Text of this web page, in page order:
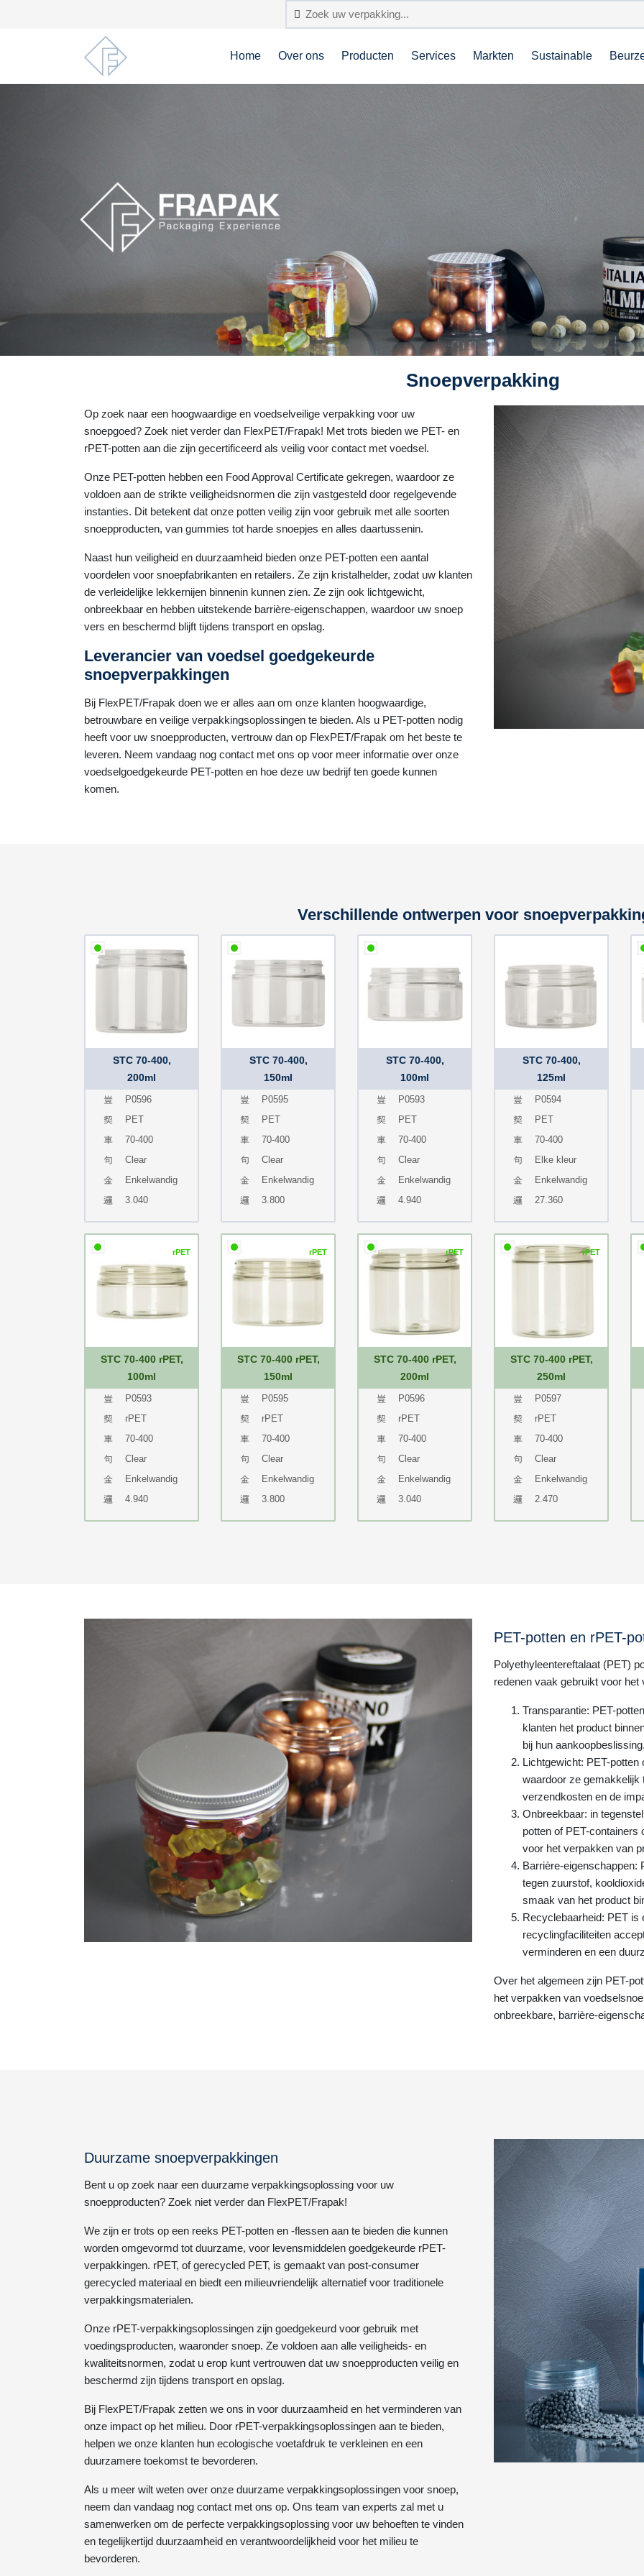
Home Over ons Producten Services Markten Sustainable
Snoepverpakking
Op zoek naar een hoogwaardige en voedselveilige verpakking voor uw
snoepgoed? Zoek niet verder dan FlexPET/Frapak! Met trots bieden we PET- en
rPET-potten aan die zijn gecertificeerd als veilig voor contact met voedsel.
Onze PET-potten hebben een Food Approval Certificate gekregen, waardoor ze
voldoen aan de strikte veiligheidsnormen die zijn vastgesteld door regelgevende
instanties. Dit betekent dat onze potten veilig zijn voor gebruik met alle soorten
snoepproducten, van gummies tot harde snoepjes en alles daartussenin.
Naast hun veiligheid en duurzaamheid bieden onze PET-potten een aantal
voordelen voor snoepfabrikanten en retailers. Ze zijn kristalhelder, zodat uw klanten
de verleidelijke lekkernijen binnenin kunnen zien. Ze zijn ook lichtgewicht,
onbreekbaar en hebben uitstekende barrière-eigenschappen, waardoor uw snoep
vers en beschermd blijft tijdens transport en opslag.
Leverancier van voedsel goedgekeurde
snoepverpakkingen
Bij FlexPET/Frapak doen we er alles aan om onze klanten hoogwaardige,
betrouwbare en veilige verpakkingsoplossingen te bieden. Als u PET-potten nodig
heeft voor uw snoepproducten, vertrouw dan op FlexPET/Frapak om het beste te
leveren. Neem vandaag nog contact met ons op voor meer informatie over onze
voedselgoedgekeurde PET-potten en hoe deze uw bedrijf ten goede kunnen
komen.
Verschillende ontwerpen voor
STC 70-400,
200ml
P0596
PET
70-400
Clear
Enkelwandig
3.040
STC 70-400,
150ml
P0595
PET
70-400
Clear
Enkelwandig
3.800
STC 70-400,
100ml
P0593
PET
70-400
Clear
Enkelwandig
4.940
STC 70-400,
125ml
P0594
PET
70-400
Elke kleur
Enkelwandig
27.360
rPET
STC 70-400 rPET,
100ml
P0593
rPET
70-400
Clear
Enkelwandig
4.940
rPET
STC 70-400 rPET,
150ml
P0595
rPET
70-400
Clear
Enkelwandig
3.800
rPET
STC 70-400 rPET,
200ml
P0596
rPET
70-400
Clear
Enkelwandig
3.040
rPET
STC 70-400 rPET,
250ml
P0597
rPET
70-400
Clear
Enkelwandig
2.470
PET-potten en rPET-
Polyethyleentereftalaat (PET)
redenen vaak gebruikt voor
Transparantie: PET-
klanten het product
bij hun
Lichtgewicht: PET-
waardoor ze gemakkelijk
verzendkosten en de
Onbreekbaar: in
potten of PET-containers
voor het verpakken van
Barrière-eigenschappen:
tegen zuurstof,
smaak van het product
Recyclebaarheid: PET is
recyclingfaciliteiten
verminderen en een
Over het algemeen zijn PET-
het verpakken van
onbreekbare, barrière-
Duurzame snoepverpakkingen
Bent u op zoek naar een duurzame verpakkingsoplossing voor uw
snoepproducten? Zoek niet verder dan FlexPET/Frapak!
We zijn er trots op een reeks PET-potten en -flessen aan te bieden die kunnen
worden omgevormd tot duurzame, voor levensmiddelen goedgekeurde rPET-
verpakkingen. rPET, of gerecycled PET, is gemaakt van post-consumer
gerecycled materiaal en biedt een milieuvriendelijk alternatief voor traditionele
verpakkingsmaterialen.
Onze rPET-verpakkingsoplossingen zijn goedgekeurd voor gebruik met
voedingsproducten, waaronder snoep. Ze voldoen aan alle veiligheids- en
kwaliteitsnormen, zodat u erop kunt vertrouwen dat uw snoepproducten veilig en
beschermd zijn tijdens transport en opslag.
Bij FlexPET/Frapak zetten we ons in voor duurzaamheid en het verminderen van
onze impact op het milieu. Door rPET-verpakkingsoplossingen aan te bieden,
helpen we onze klanten hun ecologische voetafdruk te verkleinen en een
duurzamere toekomst te bevorderen.
Als u meer wilt weten over onze duurzame verpakkingsoplossingen voor snoep,
neem dan vandaag nog contact met ons op. Ons team van experts zal met u
samenwerken om de perfecte verpakkingsoplossing voor uw behoeften te vinden
en tegelijkertijd duurzaamheid en verantwoordelijkheid voor het milieu te
bevorderen.